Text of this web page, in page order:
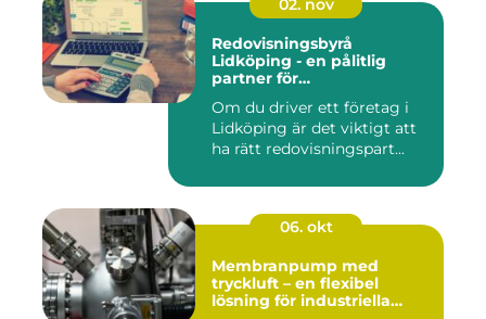
02. nov
Redovisningsbyrå
Lidköping - en pålitlig
partner för
Lidköping
Om du driver ett företag i
Lidköping är det viktigt att
ha rätt redovisningspart...
06. okt
Membranpump med
tryckluft – en flexibel
lösning för industriella